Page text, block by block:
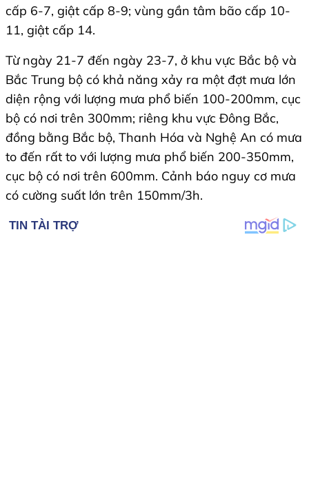
cấp 6-7, giật cấp 8-9; vùng gần tâm bão cấp 10-
11, giật cấp 14.
Từ ngày 21-7 đến ngày 23-7, ở khu vực Bắc bộ và
Bắc Trung bộ có khả năng xảy ra một đợt mưa lớn
diện rộng với lượng mưa phổ biến 100-200mm, cục
bộ có nơi trên 300mm; riêng khu vực Đông Bắc,
đồng bằng Bắc bộ, Thanh Hóa và Nghệ An có mưa
to đến rất to với lượng mưa phổ biến 200-350mm,
cục bộ có nơi trên 600mm. Cảnh báo nguy cơ mưa
có cường suất lớn trên 150mm/3h.